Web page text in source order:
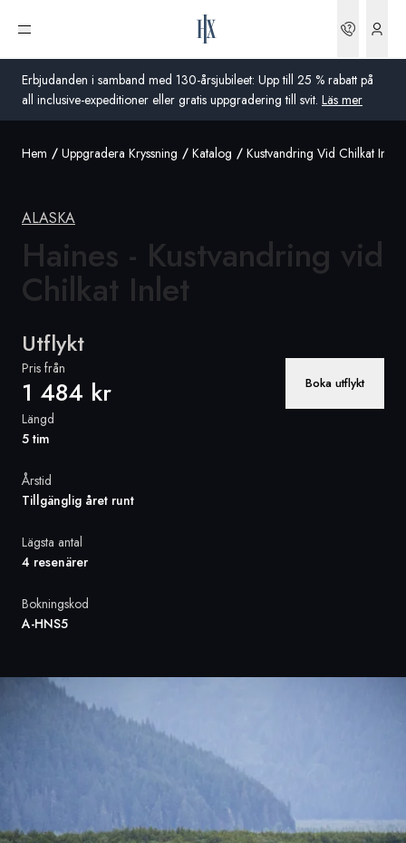
Erbjudanden i samband med 130-årsjubileet: Upp till 25 % rabatt på
all inclusive-expeditioner eller gratis uppgradering till svit. Läs mer
Öppna meny
Sverige
USA
Frankrike
Danmark
Norge
Global
Hem Uppgradera Kryssning Katalog Kustvandring Vid Chilkat Inlet
ALASKA
Haines - Kustvandring vid
Chilkat Inlet
Utflykt
Pris från
1 484 kr Boka utflykt
Längd
5 tim
Årstid
Tillgänglig året runt
Lägsta antal
4 resenärer
Bokningskod
A-HNS5